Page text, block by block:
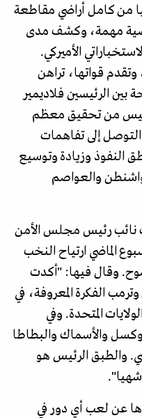
من كامل أراضي مقاطعة
مهمة، وكشف مدى
الأميركي.
قواتها، تراهن
الرئيسين فلاديمير
ليس من تحقيق معظم
إلى تفاهمات
النفوذ وزيادة وتوسيع
والعواصم
نائب رئيس مجلس الأمن
الماضي ارتياح النخب
وقال فيها: "أكدت
وترمب الفكرة المعروفة، في
المتحدة. وفي
والأسماك والبطاطا
والطبق الرئيس هو
عن لعب أي دور في